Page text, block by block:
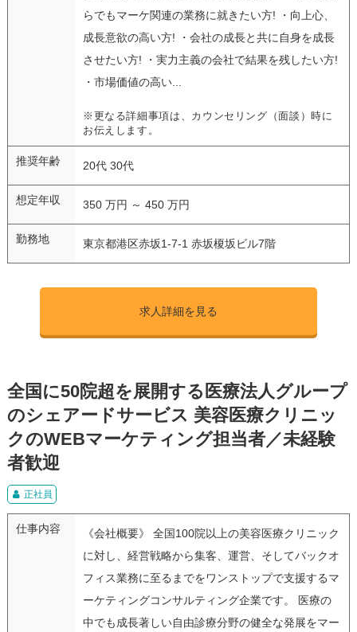
らでもマーケ関連の業務に就きたい方! ・向上心、
成長意欲の高い方! ・会社の成長と共に自身を成長
させたい方! ・実力主義の会社で結果を残したい方!
・市場価値の高い...
※更なる詳細事項は、カウンセリング（面談）時に
お伝えします。
推奨年齢 20代 30代
想定年収 350 万円 ～ 450 万円
勤務地 東京都港区赤坂1-7-1 赤坂榎坂ビル7階
求人詳細を見る
全国に50院超を展開する医療法人グループ
のシェアードサービス 美容医療クリニッ
クのWEBマーケティング担当者／未経験
者歓迎
正社員
仕事内容
《会社概要》 全国100院以上の美容医療クリニック
に対し、経営戦略から集客、運営、そしてバックオ
フィス業務に至るまでをワンストップで支援するマ
ーケティングコンサルティング企業です。 医療の
中でも成長著しい自由診療分野の健全な発展をマー